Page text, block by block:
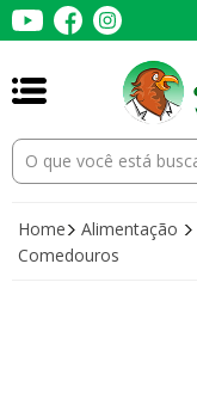
Home Alimentação
Comedouros